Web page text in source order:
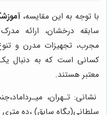
با توجه به این مقایسه،
سابقه درخشان، ارائه مدرک
مجرب، تجهیزات مدرن و
کسانی است که به دنبال
معتبر هستند.
نشانی: تـهران،
سلطانی(پگاه سابق) ،ده متری